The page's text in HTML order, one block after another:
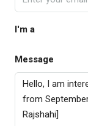
I'm a
Message